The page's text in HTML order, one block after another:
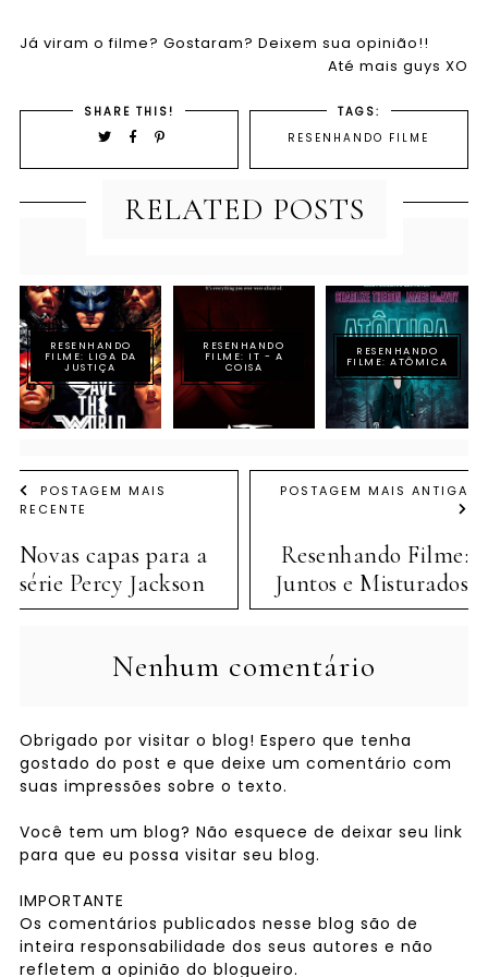
Já viram o filme? Gostaram? Deixem sua opinião!!
Até mais guys XO
SHARE THIS!
TAGS:
RESENHANDO FILME
RELATED POSTS
RESENHANDO
FILME: LIGA DA
JUSTIÇA
RESENHANDO
FILME: IT - A
COISA
RESENHANDO
FILME: ATÔMICA
POSTAGEM MAIS
RECENTE
Novas capas para a
série Percy Jackson
POSTAGEM MAIS ANTIGA
Resenhando Filme:
Juntos e Misturados
Nenhum comentário
Obrigado por visitar o blog! Espero que tenha
gostado do post e que deixe um comentário com
suas impressões sobre o texto.
Você tem um blog? Não esquece de deixar seu link
para que eu possa visitar seu blog.
IMPORTANTE
Os comentários publicados nesse blog são de
inteira responsabilidade dos seus autores e não
refletem a opinião do blogueiro.